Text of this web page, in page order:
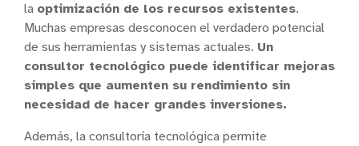
la optimización de los recursos existentes.
Muchas empresas desconocen el verdadero potencial
de sus herramientas y sistemas actuales. Un
consultor tecnológico puede identificar mejoras
simples que aumenten su rendimiento sin
necesidad de hacer grandes inversiones.
Además, la consultoría tecnológica permite